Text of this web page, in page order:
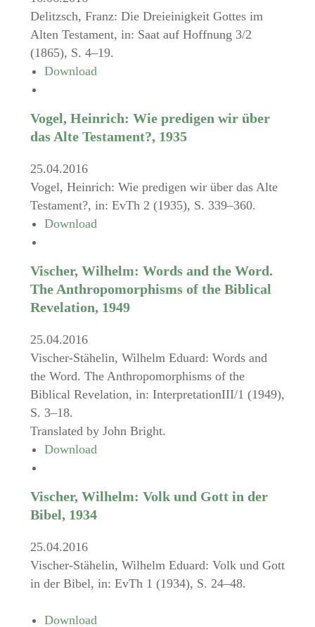
Delitzsch, Franz: Die Dreieinigkeit Gottes im
Alten Testament, in: Saat auf Hoffnung 3/2
(1865), S. 4–19.
Download
Vogel, Heinrich: Wie predigen wir über
das Alte Testament?, 1935
25.04.2016
Vogel, Heinrich: Wie predigen wir über das Alte
Testament?, in: EvTh 2 (1935), S. 339–360.
Download
Vischer, Wilhelm: Words and the Word.
The Anthropomorphisms of the Biblical
Revelation, 1949
25.04.2016
Vischer-Stähelin, Wilhelm Eduard: Words and
the Word. The Anthropomorphisms of the
Biblical Revelation, in: InterpretationIII/1 (1949),
S. 3–18.
Translated by John Bright.
Download
Vischer, Wilhelm: Volk und Gott in der
Bibel, 1934
25.04.2016
Vischer-Stähelin, Wilhelm Eduard: Volk und Gott
in der Bibel, in: EvTh 1 (1934), S. 24–48.
Download